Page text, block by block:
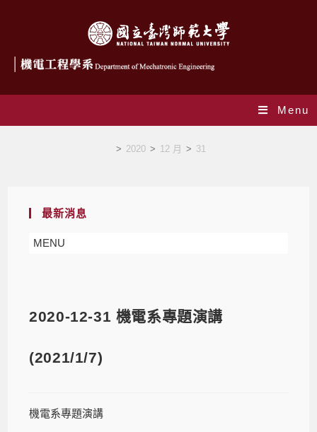
Menu
> 2020 > 12 月 > 31
最新消息
MENU
2020-12-31 機電系專題演講
(2021/1/7)
機電系專題演講